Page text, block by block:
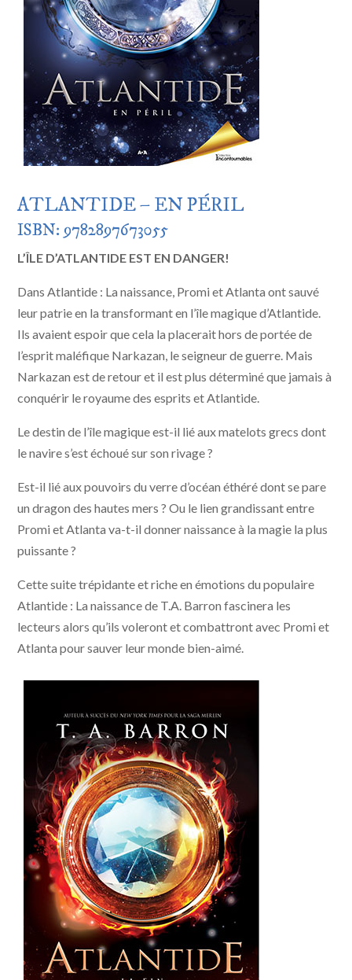
ATLANTIDE – EN PÉRIL
ISBN: 9782897673055
L’ÎLE D’ATLANTIDE EST EN DANGER!
Dans Atlantide : La naissance, Promi et Atlanta ont sauvé
leur patrie en la transformant en l’île magique d’Atlantide.
Ils avaient espoir que cela la placerait hors de portée de
l’esprit maléfique Narkazan, le seigneur de guerre. Mais
Narkazan est de retour et il est plus déterminé que jamais à
conquérir le royaume des esprits et Atlantide.
Le destin de l’île magique est-il lié aux matelots grecs dont
le navire s’est échoué sur son rivage ?
Est-il lié aux pouvoirs du verre d’océan éthéré dont se pare
un dragon des hautes mers ? Ou le lien grandissant entre
Promi et Atlanta va-t-il donner naissance à la magie la plus
puissante ?
Cette suite trépidante et riche en émotions du populaire
Atlantide : La naissance de T.A. Barron fascinera les
lecteurs alors qu’ils voleront et combattront avec Promi et
Atlanta pour sauver leur monde bien-aimé.